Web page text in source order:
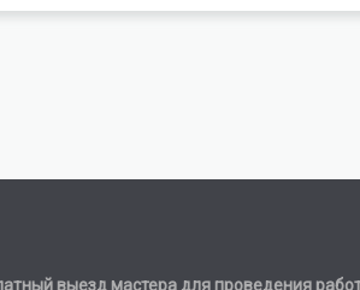
выезд мастера для проведения